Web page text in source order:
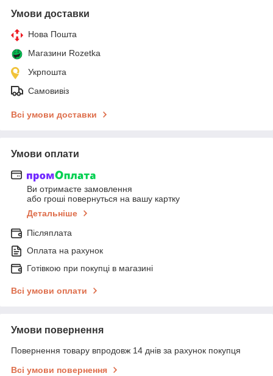
Умови доставки
Нова Пошта
Магазини Rozetka
Укрпошта
Самовивіз
Всі умови доставки
Умови оплати
Ви отримаєте замовлення
або гроші повернуться на вашу картку
Детальніше
Післяплата
Оплата на рахунок
Готівкою при покупці в магазині
Всі умови оплати
Умови повернення
Повернення товару впродовж 14 днів за рахунок покупця
Всі умови повернення